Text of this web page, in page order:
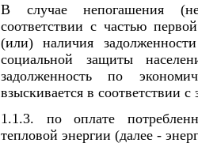
В случае непогашения
соответствии с частью
(или) наличия
социальной защиты
задолженность по
взыскивается в соответствии с
1.1.3. по оплате
тепловой энергии (далее -